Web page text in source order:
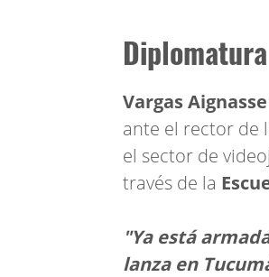
Vargas Aignasse
ante el rector de
el sector de
través de la
"Ya está
lanza en